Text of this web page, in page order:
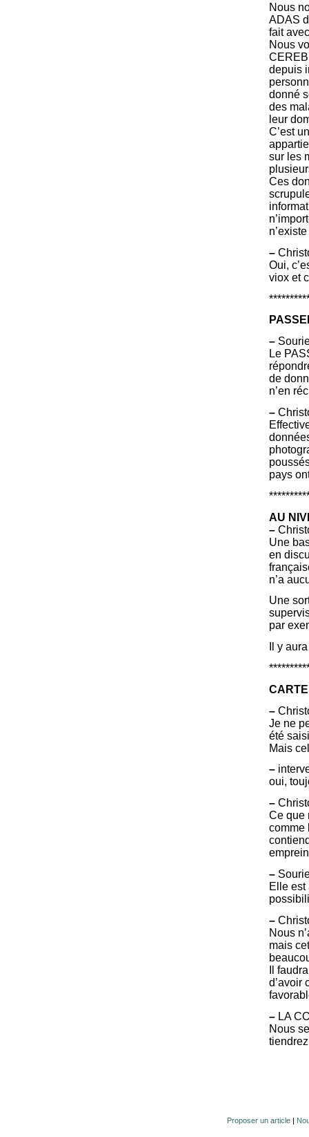
Nous
ADAS
fait
Nous
depuis
donné
des
leur
C’est
sur les
Ces
–
Oui,
viox et
–
Le
de
n’en
–
pays
AU
–
Une
en
n’a
Une
par
Il y
CARTE
–
Je ne
été
Mais
–
oui,
–
Ce que
comme
–
Elle est
–
Nous
mais
Il
d’avoir
– LA
Nous
Proposer un article